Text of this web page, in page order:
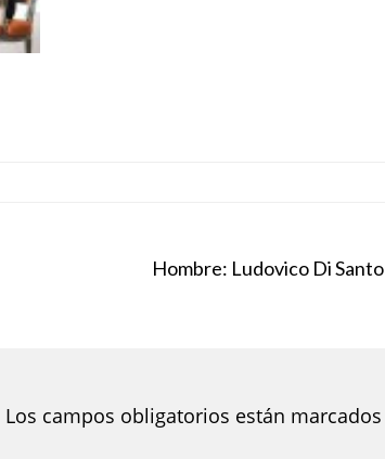
Hombre: Ludovico Di Santo
Los campos obligatorios están